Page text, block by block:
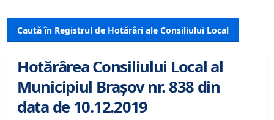
Caută în Registrul de Hotărâri ale Consiliului Local
Hotărârea Consiliului Local al
Municipiul Brașov nr. 838 din
data de 10.12.2019